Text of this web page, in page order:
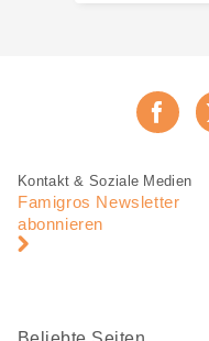
Fusszeile
Fusszeile
Navigation
Kontakt & Soziale Medien
Famigros Newsletter
abonnieren